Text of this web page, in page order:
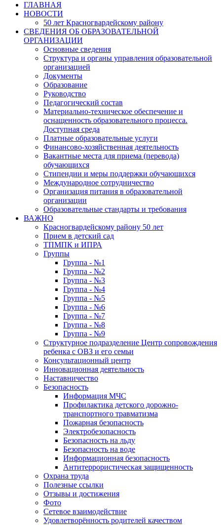
ГЛАВНАЯ
НОВОСТИ
50 лет Красногвардейскому району
СВЕДЕНИЯ ОБ ОБРАЗОВАТЕЛЬНОЙ
ОРГАНИЗАЦИИ
Основные сведения
Структура и органы управления образовательной
организацией
Документы
Образование
Руководство
Педагогический состав
Материально-техническое обеспечение и
оснащенность образовательного процесса.
Доступная среда
Платные образовательные услуги
Финансово-хозяйственная деятельность
Вакантные места для приема (перевода)
обучающихся
Стипендии и меры поддержки обучающихся
Международное сотрудничество
Организация питания в образовательной
организации
Образовательные стандарты и требования
ВАЖНО
Красногвардейскому району 50 лет
Прием в детский сад
ТПМПК и ИПРА
Группы
Группа - №1
Группа - №2
Группа - №3
Группа - №4
Группа - №5
Группа - №6
Группа - №7
Группа - №8
Группа - №9
Структурное подразделение Центр сопровождения
ребенка с ОВЗ и его семьи
Консультационный центр
Инновационная деятельность
Наставничество
Безопасность
Информация МЧС
Профилактика детского дорожно-
транспортного травматизма
Пожарная безопасность
Электробезопасность
Безопасность на льду
Безопасность на воде
Информационная безопасность
Антитеррористическая защищенность
Охрана труда
Полезные ссылки
Отзывы и достижения
Фото
Сетевое взаимодействие
Удовлетворённость родителей качеством